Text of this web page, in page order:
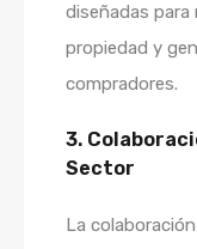
diseñadas para
propiedad y
compradores.
3.
Sector
La